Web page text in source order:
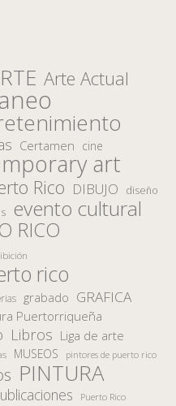
Arte Actual
Certamen cine
art
Rico DIBUJO diseño
evento cultural
RICO
rico
grabado GRAFICA
Puertorriqueña
Libros Liga de arte
MUSEOS pintores de puerto rico
PINTURA
Puerto Rico